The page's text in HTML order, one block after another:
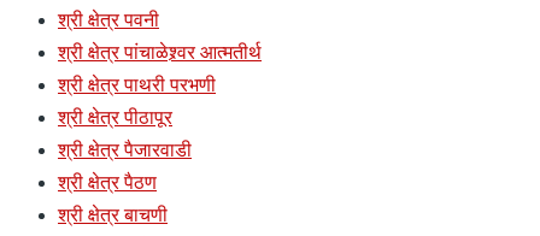
श्री क्षेत्र पवनी
श्री क्षेत्र पांचाळेश्र्वर आत्मतीर्थ
श्री क्षेत्र पाथरी परभणी
श्री क्षेत्र पीठापूर
श्री क्षेत्र पैजारवाडी
श्री क्षेत्र पैठण
श्री क्षेत्र बाचणी